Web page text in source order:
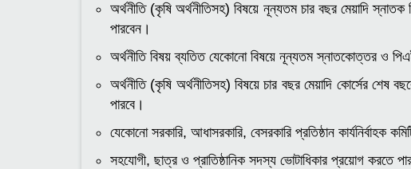
অর্থনীতি (কৃষি অর্থনীতিসহ) বিষয়ে নূন্যতম চার বছর মেয়াদি স্নাতক
পারবেন।
অর্থনীতি বিষয় ব্যতিত যেকোনো বিষয়ে নূন্যতম স্নাতকোত্তর ও
অর্থনীতি (কৃষি অর্থনীতিসহ) বিষয়ে চার বছর মেয়াদি কোর্সের শেষ
পারবে।
যেকোনো সরকারি, আধাসরকারি, বেসরকারি প্রতিষ্ঠান কার্যনির্বাহক
সহযোগী, ছাত্র ও প্রাতিষ্ঠানিক সদস্য ভোটাধিকার প্রয়োগ করতে